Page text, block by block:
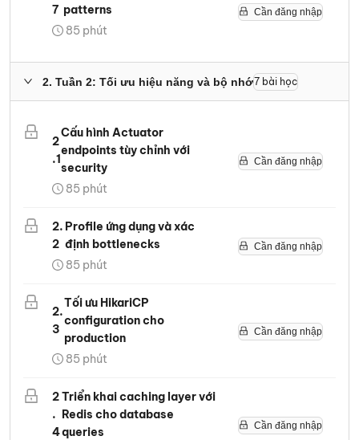
7 patterns
85 phút
Cần đăng nhập
2. Tuần 2: Tối ưu hiệu năng và bộ nhớ7 bài học
2
.1
Cấu hình Actuator
endpoints tùy chỉnh với
security
85 phút
Cần đăng nhập
2.
2
Profile ứng dụng và xác
định bottlenecks
85 phút
Cần đăng nhập
2.
3
Tối ưu HikariCP
configuration cho
production
85 phút
Cần đăng nhập
2
.
4
Triển khai caching layer với
Redis cho database
queries
Cần đăng nhập